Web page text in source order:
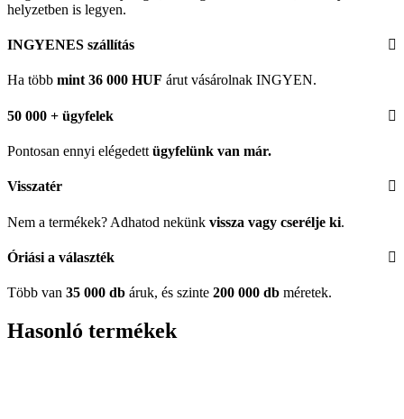
helyzetben is legyen.
INGYENES szállítás
Ha több mint 36 000 HUF árut vásárolnak INGYEN.
50 000 + ügyfelek
Pontosan ennyi elégedett ügyfelünk van már.
Visszatér
Nem a termékek? Adhatod nekünk vissza vagy cserélje ki.
Óriási a választék
Több van 35 000 db áruk, és szinte 200 000 db méretek.
Hasonló termékek